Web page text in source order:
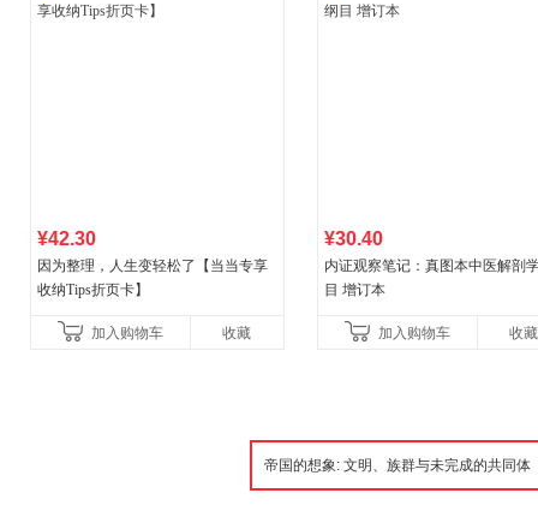
¥42.30
因为整理，人生变轻松了【当当专享
收纳Tips折页卡】
加入购物车 收藏
¥30.40
内证观察笔记：真图本中医解剖
目 增订本
加入购物车 收藏